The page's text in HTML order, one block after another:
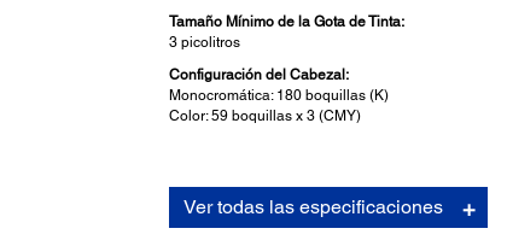
Tamaño Mínimo de la Gota de Tinta:
3 picolitros
Configuración del Cabezal:
Monocromática: 180 boquillas (K)
Color: 59 boquillas x 3 (CMY)
Ver todas las especificaciones